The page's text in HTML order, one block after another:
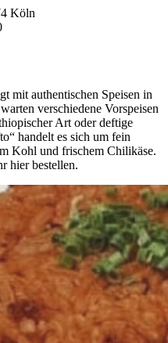
Köln
mit authentischen Speisen in
verschiedene Vorspeisen
Art oder deftige
handelt es sich um fein
Kohl und frischem Chilikäse.
hier bestellen.